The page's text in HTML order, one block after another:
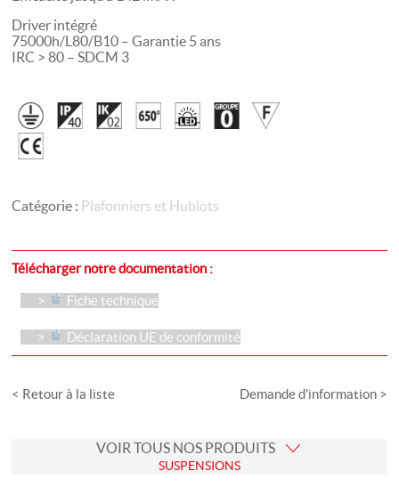
Driver intégré
75000h/L80/B10 – Garantie 5 ans
IRC > 80 – SDCM 3
Catégorie : Plafonniers et Hublots
Télécharger notre documentation :
Fiche technique
Déclaration UE de conformité
< Retour à la liste Demande d'information >
VOIR TOUS NOS PRODUITS
SUSPENSIONS